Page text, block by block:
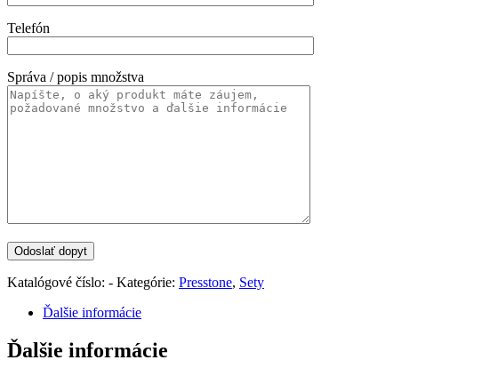
Telefón
Správa / popis množstva
Katalógové číslo: - Kategórie: Presstone, Sety
Ďalšie informácie
Ďalšie informácie